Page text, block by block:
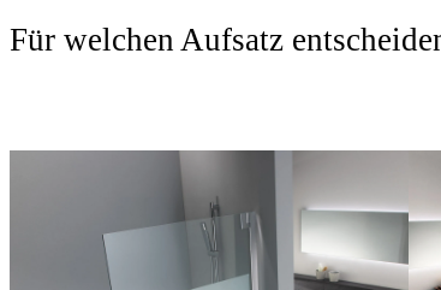
Für welchen Aufsatz